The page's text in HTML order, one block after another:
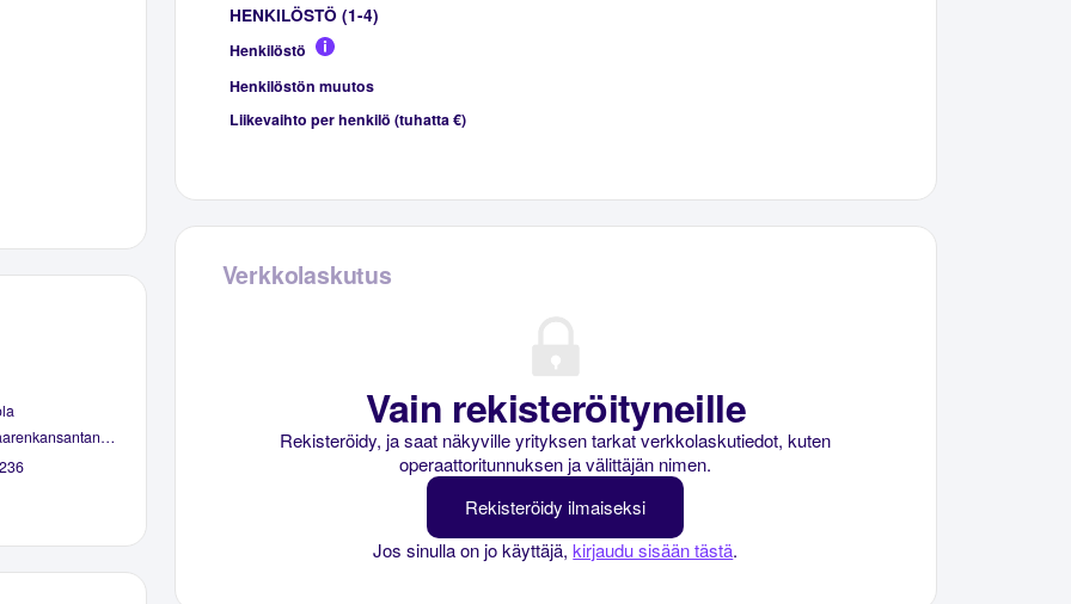
www.seurasaarenkansantanssijat.fi
HENKILÖSTÖ (1-4)
Henkilöstö
Henkilöstön muutos
Liikevaihto per henkilö (tuhatta €)
Verkkolaskutus
Vain rekisteröityneille
Rekisteröidy, ja saat näkyville yrityksen tarkat verkkolaskutiedot, kuten
operaattoritunnuksen ja välittäjän nimen.
Rekisteröidy ilmaiseksi
Jos sinulla on jo käyttäjä,kirjaudu sisään tästä.